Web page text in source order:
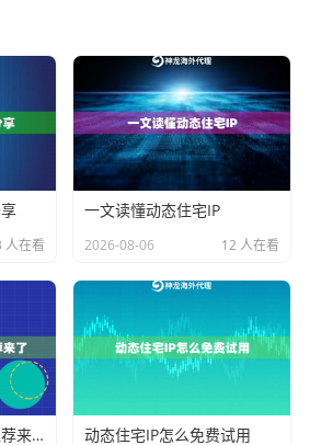
栏输入神龙提供的IP和端口
使用相同代理"
获取动态验证码
用IP检测网站确认生效。遇到过
选择目标用户所在地的代理节
点
人在看
一文读懂动态住宅IP
2026-08-06 12 人在看
动态住宅IP怎么选，推荐来了 动态住宅IP怎么免费试用